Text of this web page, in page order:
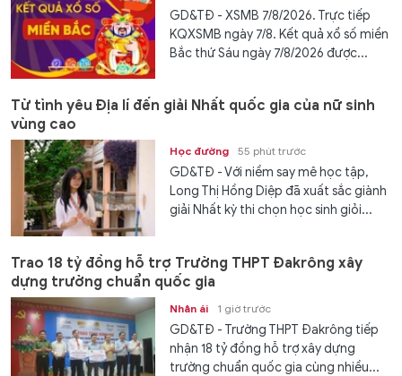
GD&TĐ - XSMB 7/8/2026. Trực tiếp
KQXSMB ngày 7/8. Kết quả xổ số miền
Bắc thứ Sáu ngày 7/8/2026 được...
Từ tình yêu Địa lí đến giải Nhất quốc gia của nữ sinh
vùng cao
Học đường 55 phút trước
GD&TĐ - Với niềm say mê học tập,
Long Thị Hồng Diệp đã xuất sắc giành
giải Nhất kỳ thi chọn học sinh giỏi...
Trao 18 tỷ đồng hỗ trợ Trường THPT Đakrông xây
dựng trường chuẩn quốc gia
Nhân ái 1 giờ trước
GD&TĐ - Trường THPT Đakrông tiếp
nhận 18 tỷ đồng hỗ trợ xây dựng
trường chuẩn quốc gia cùng nhiều...